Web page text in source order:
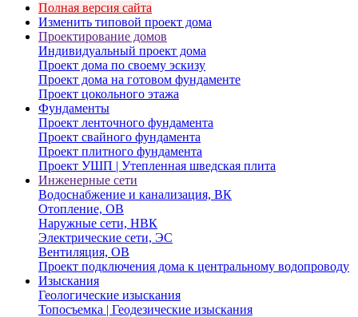
Полная версия сайта
Изменить типовой проект дома
Проектирование домов
Индивидуальный проект дома
Проект дома по своему эскизу
Проект дома на готовом фундаменте
Проект цокольного этажа
Фундаменты
Проект ленточного фундамента
Проект свайного фундамента
Проект плитного фундамента
Проект УШП | Утепленная шведская плита
Инженерные сети
Водоснабжение и канализация, ВК
Отопление, ОВ
Наружные сети, НВК
Электрические сети, ЭС
Вентиляция, ОВ
Проект подключения дома к центральному водопроводу
Изыскания
Геологические изыскания
Топосъемка | Геодезические изыскания